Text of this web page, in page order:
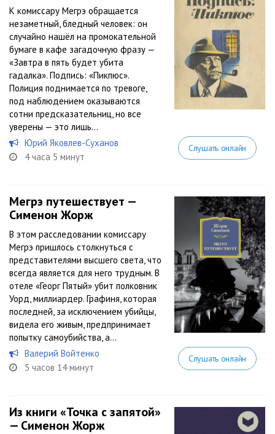
К комиссару Мегрэ обращается
незаметный, бледный человек: он
случайно нашёл на промокательной
бумаге в кафе загадочную фразу —
«Завтра в пять будет убита
гадалка». Подпись: «Пикпюс».
Полиция поднимается по тревоге,
под наблюдением оказываются
сотни предсказательниц, но все
уверены — это лишь...
Юрий Яковлев-Суханов
4 часа 5 минут
Слушать онлайн
Мегрэ путешествует —
Сименон Жорж
В этом расследовании комиссару
Мегрэ пришлось столкнуться с
представителями высшего света, что
всегда является для него трудным. В
отеле «Георг Пятый» убит полковник
Уорд, миллиардер. Графиня, которая
последней, за исключением убийцы,
видела его живым, предпринимает
попытку самоубийства, а...
Валерий Войтенко
5 часов 14 минут
Слушать онлайн
Из книги «Точка с запятой»
— Сименон Жорж